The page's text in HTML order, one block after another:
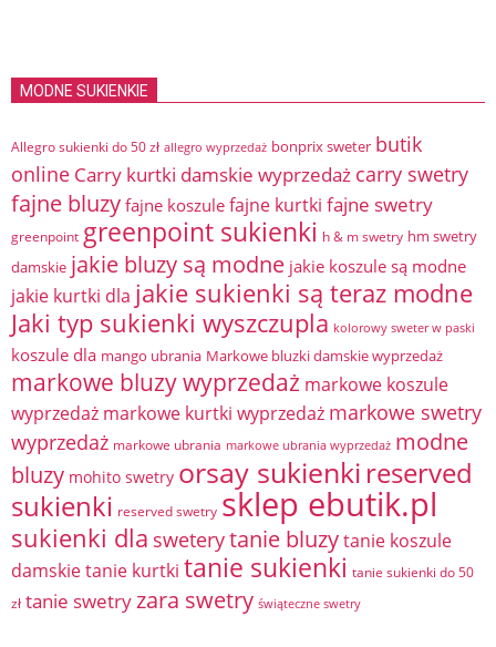
MODNE SUKIENKIE
Allegro sukienki do 50 zł allegro wyprzedaż bonprix sweter butik
online Carry kurtki damskie wyprzedaż carry swetry
fajne bluzy fajne koszule fajne kurtki fajne swetry
greenpoint greenpoint sukienki h & m swetry hm swetry
damskie jakie bluzy są modne jakie koszule są modne
jakie kurtki dla jakie sukienki są teraz modne
Jaki typ sukienki wyszczupla kolorowy sweter w paski
koszule dla mango ubrania Markowe bluzki damskie wyprzedaż
markowe bluzy wyprzedaż markowe koszule
wyprzedaż markowe kurtki wyprzedaż markowe swetry
wyprzedaż markowe ubrania markowe ubrania wyprzedaż modne
bluzy mohito swetry orsay sukienki reserved
sukienki reserved swetry sklep ebutik.pl
sukienki dla sweterytanie bluzytanie koszule
damskietanie kurtki tanie sukienki tanie sukienki do 50
zł tanie swetryzara swetry świąteczne swetry